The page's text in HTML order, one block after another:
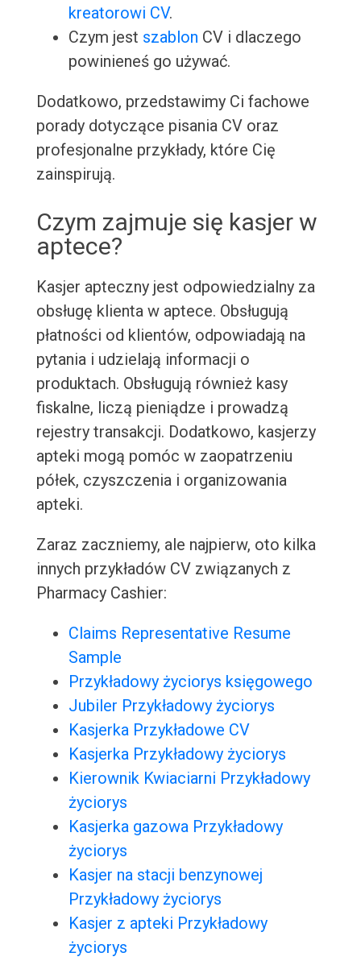
kreatorowi CV.
Czym jest szablon CV i dlaczego
powinieneś go używać.
Dodatkowo, przedstawimy Ci fachowe
porady dotyczące pisania CV oraz
profesjonalne przykłady, które Cię
zainspirują.
Czym zajmuje się kasjer w
aptece?
Kasjer apteczny jest odpowiedzialny za
obsługę klienta w aptece. Obsługują
płatności od klientów, odpowiadają na
pytania i udzielają informacji o
produktach. Obsługują również kasy
fiskalne, liczą pieniądze i prowadzą
rejestry transakcji. Dodatkowo, kasjerzy
apteki mogą pomóc w zaopatrzeniu
półek, czyszczenia i organizowania
apteki.
Zaraz zaczniemy, ale najpierw, oto kilka
innych przykładów CV związanych z
Pharmacy Cashier:
Claims Representative Resume
Sample
Przykładowy życiorys księgowego
Jubiler Przykładowy życiorys
Kasjerka Przykładowe CV
Kasjerka Przykładowy życiorys
Kierownik Kwiaciarni Przykładowy
życiorys
Kasjerka gazowa Przykładowy
życiorys
Kasjer na stacji benzynowej
Przykładowy życiorys
Kasjer z apteki Przykładowy
życiorys